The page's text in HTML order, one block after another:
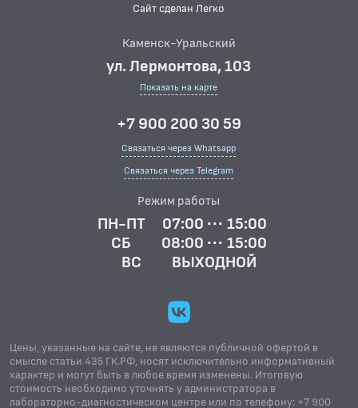
Сайт сделан Легко
Каменск-Уральский
ул. Лермонтова, 103
Показать на карте
+7 900 200 30 59
Связаться через Whatsapp
Связаться через Telegram
Режим работы
ПН-ПТ
07:00 ··· 15:00
СБ
08:00 ··· 15:00
ВС
ВЫХОДНОЙ
Цены, указанные на сайте, не являются публичной офертой в
смысле статьи 435 ГК.РФ, носят исключительно информативный
характер и могут быть в любое время изменены. Итоговую
стоимость необходимо уточнять у администратора в
лабораторно-диагностическом центре или по телефону: +7 900